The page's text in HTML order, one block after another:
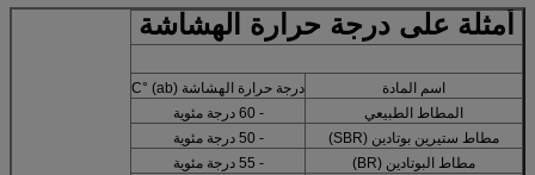
أمثلة على درجة حرارة الهشاشة
اسم المادة
درجة حرارة الهشاشة (ab) °C
المطاط الطبيعي
- 60 درجة مئوية
مطاط ستيرين بوتادين (SBR)
- 50 درجة مئوية
مطاط البوتادين (BR)
- 55 درجة مئوية